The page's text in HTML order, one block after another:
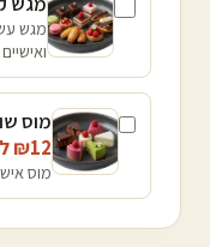
מגש
ואישיים
מוס
₪12
מוס